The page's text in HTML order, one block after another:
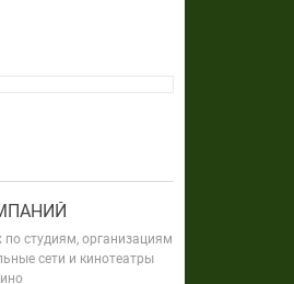
по студиям, организациям
сети и кинотеатры